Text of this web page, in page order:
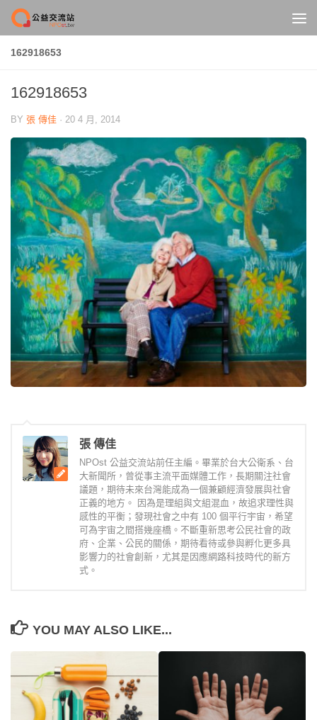
Skip to content
162918653
162918653
BY 張 傳佳 · 20 4 月, 2014
張 傳佳
NPOst 公益交流站前任主編。畢業於台大公衛系、台
大新聞所，曾從事主流平面媒體工作，長期關注社會
議題，期待未來台灣能成為一個兼顧經濟發展與社會
正義的地方。 因為是理組與文組混血，故追求理性與
感性的平衡；發現社會之中有 100 個平行宇宙，希望
可為宇宙之間搭幾座橋。不斷重新思考公民社會的政
府、企業、公民的關係，期待看待或參與孵化更多具
影響力的社會創新，尤其是因應網路科技時代的新方
式。
YOU MAY ALSO LIKE...